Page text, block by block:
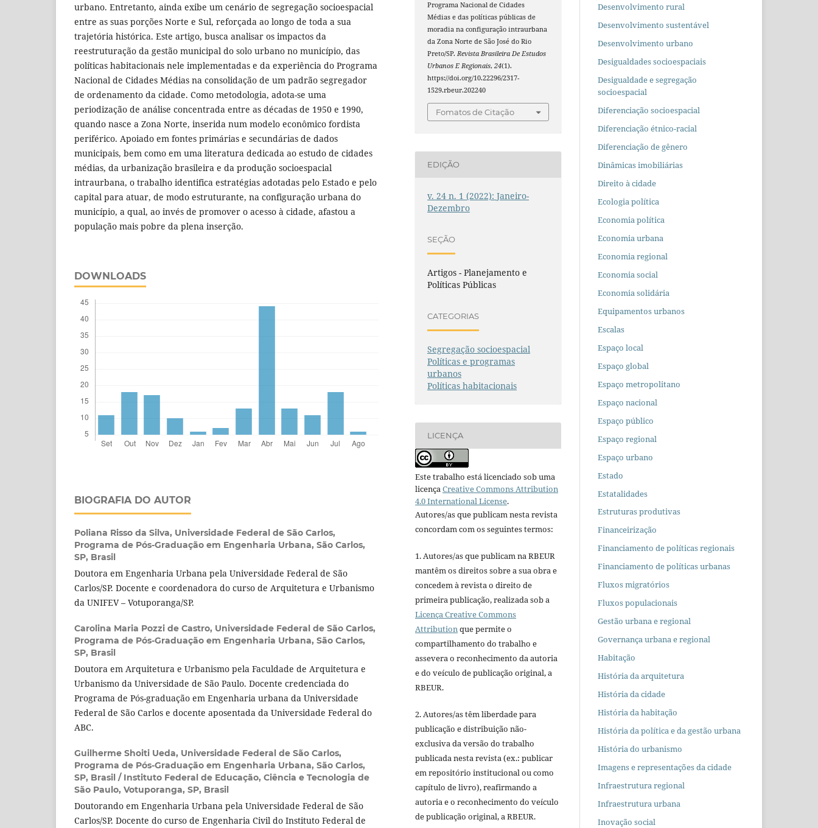
urbano. Entretanto, ainda exibe um cenário de segregação socioespacial
entre as suas porções Norte e Sul, reforçada ao longo de toda a sua
trajetória histórica. Este artigo, busca analisar os impactos da
reestruturação da gestão municipal do solo urbano no município, das
políticas habitacionais nele implementadas e da experiência do Programa
Nacional de Cidades Médias na consolidação de um padrão segregador
de ordenamento da cidade. Como metodologia, adota-se uma
periodização de análise concentrada entre as décadas de 1950 e 1990,
quando nasce a Zona Norte, inserida num modelo econômico fordista
periférico. Apoiado em fontes primárias e secundárias de dados
municipais, bem como em uma literatura dedicada ao estudo de cidades
médias, da urbanização brasileira e da produção socioespacial
intraurbana, o trabalho identifica estratégias adotadas pelo Estado e pelo
capital para atuar, de modo estruturante, na configuração urbana do
município, a qual, ao invés de promover o acesso à cidade, afastou a
população mais pobre da plena inserção.
DOWNLOADS
BIOGRAFIA DO AUTOR
Poliana Risso da Silva, Universidade Federal de São Carlos,
Programa de Pós-Graduação em Engenharia Urbana, São Carlos,
SP, Brasil
Doutora em Engenharia Urbana pela Universidade Federal de São
Carlos/SP. Docente e coordenadora do curso de Arquitetura e Urbanismo
da UNIFEV – Votuporanga/SP.
Carolina Maria Pozzi de Castro, Universidade Federal de São Carlos,
Programa de Pós-Graduação em Engenharia Urbana, São Carlos,
SP, Brasil
Doutora em Arquitetura e Urbanismo pela Faculdade de Arquitetura e
Urbanismo da Universidade de São Paulo. Docente credenciada do
Programa de Pós-graduação em Engenharia urbana da Universidade
Federal de São Carlos e docente aposentada da Universidade Federal do
ABC.
Guilherme Shoiti Ueda, Universidade Federal de São Carlos,
Programa de Pós-Graduação em Engenharia Urbana, São Carlos,
SP, Brasil / Instituto Federal de Educação, Ciência e Tecnologia de
São Paulo, Votuporanga, SP, Brasil
Doutorando em Engenharia Urbana pela Universidade Federal de São
Carlos/SP. Docente do curso de Engenharia Civil do Instituto Federal de
Programa Nacional de Cidades
Médias e das políticas públicas de
moradia na configuração intraurbana
da Zona Norte de São José do Rio
Preto/SP.Revista Brasileira De Estudos
Urbanos E Regionais,24(1).
https://doi.org/10.22296/2317-
1529.rbeur.202240
Fomatos de Citação
EDIÇÃO
v. 24 n. 1 (2022): Janeiro-
Dezembro
SEÇÃO
Artigos - Planejamento e
Políticas Públicas
CATEGORIAS
Segregação socioespacial
Políticas e programas
urbanos
Políticas habitacionais
LICENÇA
Este trabalho está licenciado sob uma
licençaCreative Commons Attribution
4.0 International License.
Autores/as que publicam nesta revista
concordam com os seguintes termos:
1. Autores/as que publicam na RBEUR
mantêm os direitos sobre a sua obra e
concedem à revista o direito de
primeira publicação, realizada sob a
Licença Creative Commons
Attributionque permite o
compartilhamento do trabalho e
assevera o reconhecimento da autoria
e do veículo de publicação original, a
RBEUR.
2. Autores/as têm liberdade para
publicação e distribuição não-
exclusiva da versão do trabalho
publicada nesta revista (ex.: publicar
em repositório institucional ou como
capítulo de livro), reafirmando a
autoria e o reconhecimento do veículo
de publicação original, a RBEUR.
Desenvolvimento rural
Desenvolvimento sustentável
Desenvolvimento urbano
Desigualdades socioespaciais
Desigualdade e segregação
socioespacial
Diferenciação socioespacial
Diferenciação étnico-racial
Diferenciação de gênero
Dinâmicas imobiliárias
Direito à cidade
Ecologia política
Economia política
Economia urbana
Economia regional
Economia social
Economia solidária
Equipamentos urbanos
Escalas
Espaço local
Espaço global
Espaço metropolitano
Espaço nacional
Espaço público
Espaço regional
Espaço urbano
Estado
Estatalidades
Estruturas produtivas
Financeirização
Financiamento de políticas regionais
Financiamento de políticas urbanas
Fluxos migratórios
Fluxos populacionais
Gestão urbana e regional
Governança urbana e regional
Habitação
História da arquitetura
História da cidade
História da habitação
História da política e da gestão urbana
História do urbanismo
Imagens e representações da cidade
Infraestrutura regional
Infraestrutura urbana
Inovação social